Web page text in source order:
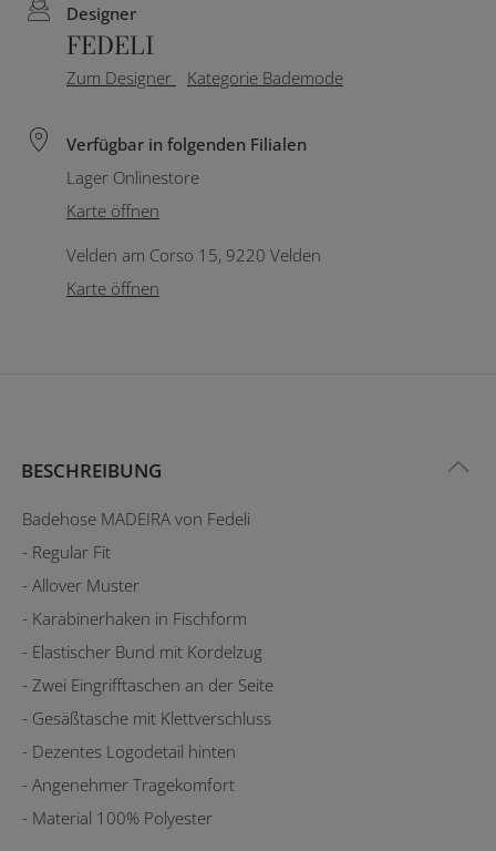
Designer
FEDELI
Zum Designer Kategorie Bademode
Verfügbar in folgenden Filialen
Lager Onlinestore
Karte öffnen
Velden am Corso 15, 9220 Velden
Karte öffnen
BESCHREIBUNG
Badehose MADEIRA von Fedeli
- Regular Fit
- Allover Muster
- Karabinerhaken in Fischform
- Elastischer Bund mit Kordelzug
- Zwei Eingrifftaschen an der Seite
- Gesäßtasche mit Klettverschluss
- Dezentes Logodetail hinten
- Angenehmer Tragekomfort
- Material 100% Polyester